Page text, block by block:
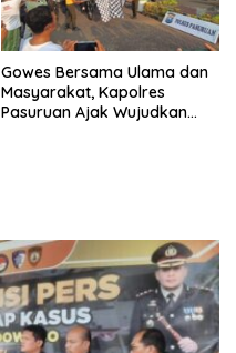
Gowes Bersama Ulama dan
Masyarakat, Kapolres
Pasuruan Ajak Wujudkan